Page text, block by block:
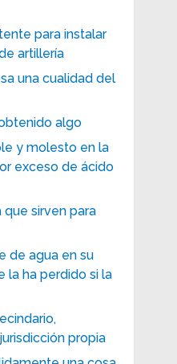
para instalar
artillería
una cualidad del
algo
y molesto en la
exceso de ácido
sirven para
de agua en su
la ha perdido si la
propia